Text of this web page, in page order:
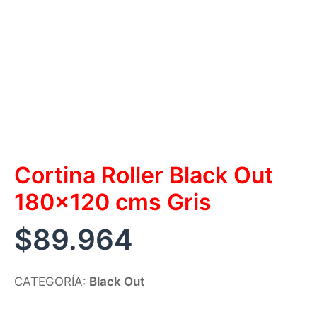
Cortina Roller Black Out
180×120 cms Gris
$89.964
CATEGORÍA: Black Out